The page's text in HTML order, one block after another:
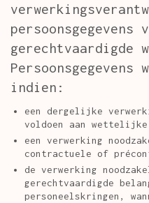
persoonsgegevens
gerechtvaardigde
Persoonsgegevens
indien:
een dergelijke
voldoen aan
een verwerking
contractuele of
de verwerking
gerechtvaardigde
personeelskringen,